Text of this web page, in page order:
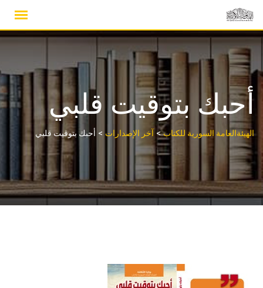
content
أحبك بتوقيت قلبي
الهيئةالعامة السورية للكتاب> آخر الإصدارات > أحبك بتوقيت قلبي